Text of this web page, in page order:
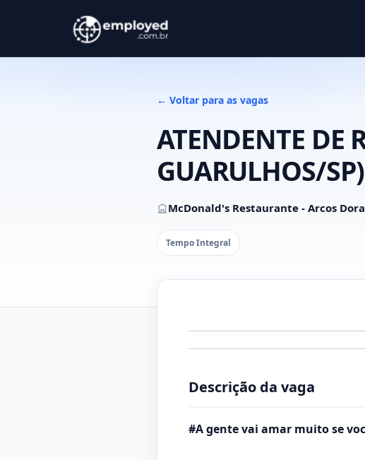
← Voltar para as vagas
ATENDENTE DE
GUARULHOS/SP)
McDonald's Restaurante - Arcos
Tempo Integral
Descrição da vaga
#A gente vai amar muito se